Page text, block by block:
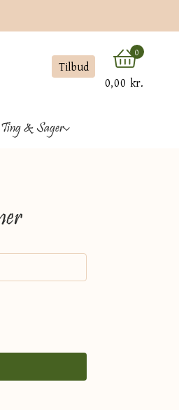
Tilbud
0
0,00 kr.
Ting & Sager